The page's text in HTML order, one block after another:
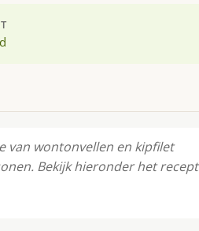
van wontonvellen en kipfilet
Bekijk hieronder het recept